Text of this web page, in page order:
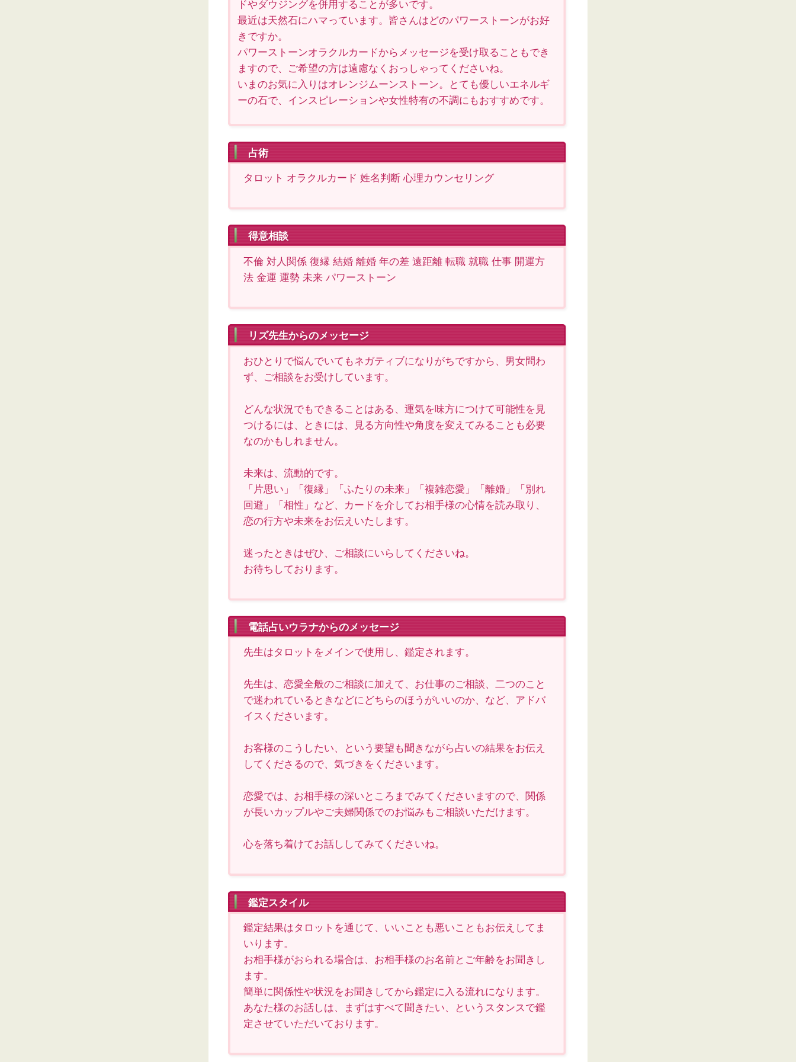
ドやダウジングを併用することが多いです。
最近は天然石にハマっています。皆さんはどのパワーストーンがお好
きですか。
パワーストーンオラクルカードからメッセージを受け取ることもでき
ますので、ご希望の方は遠慮なくおっしゃってくださいね。
いまのお気に入りはオレンジムーンストーン。とても優しいエネルギ
ーの石で、インスピレーションや女性特有の不調にもおすすめです。
占術
タロット オラクルカード 姓名判断 心理カウンセリング
得意相談
不倫 対人関係 復縁 結婚 離婚 年の差 遠距離 転職 就職 仕事 開運方
法 金運 運勢 未来 パワーストーン
リズ先生からのメッセージ
おひとりで悩んでいてもネガティブになりがちですから、男女問わ
ず、ご相談をお受けしています。
どんな状況でもできることはある、運気を味方につけて可能性を見
つけるには、ときには、見る方向性や角度を変えてみることも必要
なのかもしれません。
未来は、流動的です。
「片思い」「復縁」「ふたりの未来」「複雑恋愛」「離婚」「別れ
回避」「相性」など、カードを介してお相手様の心情を読み取り、
恋の行方や未来をお伝えいたします。
迷ったときはぜひ、ご相談にいらしてくださいね。
お待ちしております。
電話占いウラナからのメッセージ
先生はタロットをメインで使用し、鑑定されます。
先生は、恋愛全般のご相談に加えて、お仕事のご相談、二つのこと
で迷われているときなどにどちらのほうがいいのか、など、アドバ
イスくださいます。
お客様のこうしたい、という要望も聞きながら占いの結果をお伝え
してくださるので、気づきをくださいます。
恋愛では、お相手様の深いところまでみてくださいますので、関係
が長いカップルやご夫婦関係でのお悩みもご相談いただけます。
心を落ち着けてお話ししてみてくださいね。
鑑定スタイル
鑑定結果はタロットを通じて、いいことも悪いこともお伝えしてま
いります。
お相手様がおられる場合は、お相手様のお名前とご年齢をお聞きし
ます。
簡単に関係性や状況をお聞きしてから鑑定に入る流れになります。
あなた様のお話しは、まずはすべて聞きたい、というスタンスで鑑
定させていただいております。